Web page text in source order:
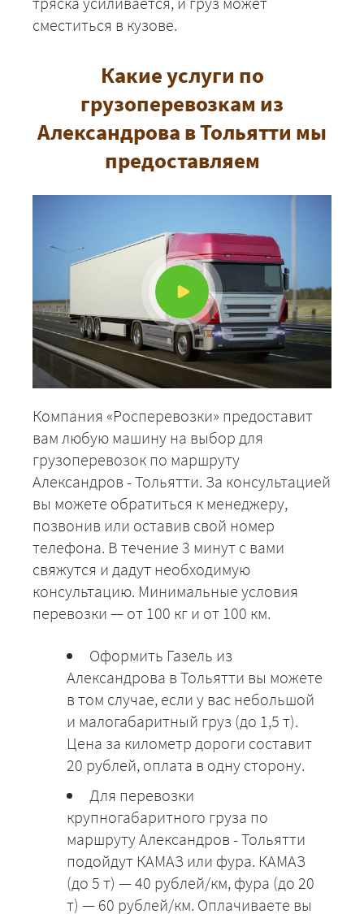
сместиться в кузове.
Какие услуги по
грузоперевозкам из
Александрова в Тольятти мы
предоставляем
Компания «Росперевозки» предоставит
вам любую машину на выбор для
грузоперевозок по маршруту
Александров - Тольятти. За консультацией
вы можете обратиться к менеджеру,
позвонив или оставив свой номер
телефона. В течение 3 минут с вами
свяжутся и дадут необходимую
консультацию. Минимальные условия
перевозки — от 100 кг и от 100 км.
Оформить Газель из
Александрова в Тольятти вы можете
в том случае, если у вас небольшой
и малогабаритный груз (до 1,5 т).
Цена за километр дороги составит
20 рублей, оплата в одну сторону.
Для перевозки
крупногабаритного груза по
маршруту Александров - Тольятти
подойдут КАМАЗ или фура. КАМАЗ
(до 5 т) — 40 рублей/км, фура (до 20
т) — 60 рублей/км. Оплачиваете вы
+7 (499) 520-05-23
ЗАКАЗАТЬ